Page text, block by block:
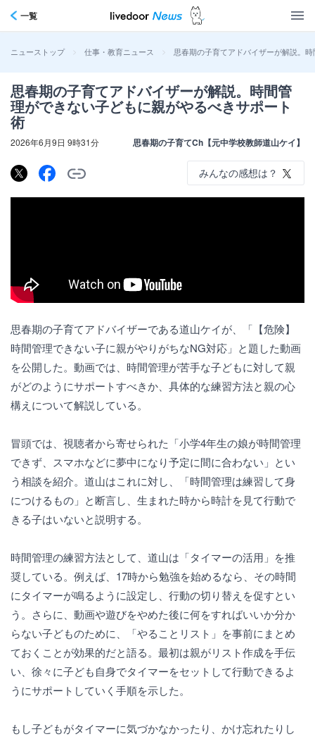
一覧
ニューストップ > 仕事・教育ニュース > 思春期の子育てアドバイザーが解説。
思春期の子育てアドバイザーが解説。時間管
理ができない子どもに親がやるべきサポート
術
2026年6月9日 9時31分 思春期の子育てCh【元中学校教師道山ケイ】
みんなの感想は？
思春期の子育てアドバイザーである道山ケイが、「【危険】
時間管理できない子に親がやりがちなNG対応」と題した動画
を公開した。動画では、時間管理が苦手な子どもに対して親
がどのようにサポートすべきか、具体的な練習方法と親の心
構えについて解説している。
冒頭では、視聴者から寄せられた「小学4年生の娘が時間管理
できず、スマホなどに夢中になり予定に間に合わない」とい
う相談を紹介。道山はこれに対し、「時間管理は練習して身
につけるもの」と断言し、生まれた時から時計を見て行動で
きる子はいないと説明する。
時間管理の練習方法として、道山は「タイマーの活用」を推
奨している。例えば、17時から勉強を始めるなら、その時間
にタイマーが鳴るように設定し、行動の切り替えを促すとい
う。さらに、動画や遊びをやめた後に何をすればいいか分か
らない子どものために、「やることリスト」を事前にまとめ
ておくことが効果的だと語る。最初は親がリスト作成を手伝
い、徐々に子ども自身でタイマーをセットして行動できるよ
うにサポートしていく手順を示した。
もし子どもがタイマーに気づかなかったり、かけ忘れたりし